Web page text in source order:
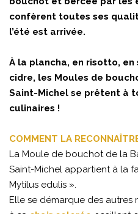
confèrent toutes ses
l’été est arrivée.
À la plancha, en risotto,
cidre, les Moules de
Saint-Michel se prêtent à
culinaires !
COMMENT LA
La Moule de bouchot de la
Saint-Michel appartient à la
Mytilus edulis ».
Elle se démarque des autres